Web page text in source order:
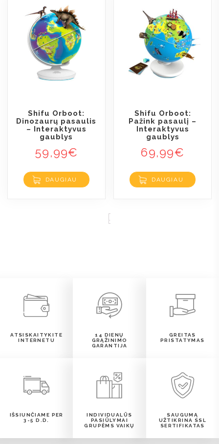
Shifu Orboot:
Dinozaurų pasaulis
– Interaktyvus
gaublys
59,99€
DAUGIAU
Shifu Orboot:
Pažink pasaulį –
Interaktyvus
gaublys
69,99€
DAUGIAU
ATSISKAITYKITE
INTERNETU
14 DIENŲ
GRĄŽINIMO
GARANTIJA
GREITAS
PRISTATYMAS
IŠSIUNČIAME PER
3-5 D.D.
INDIVIDUALŪS
PASIŪLYMAI
GRUPĖMS VAIKŲ
SAUGUMĄ
UŽTIKRINA SSL
SERTIFIKATAS